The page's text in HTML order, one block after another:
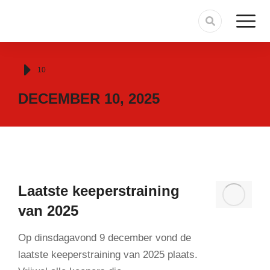
Je bent hier:
10
DECEMBER 10, 2025
Laatste keeperstraining
van 2025
Op dinsdagavond 9 december vond de
laatste keeperstraining van 2025 plaats.